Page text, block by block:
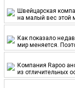
Швейцарская
на малый вес этой
Как показало
мир меняется.
Компания Rapoo
из отличительных